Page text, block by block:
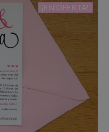
¡EN OFERTA!